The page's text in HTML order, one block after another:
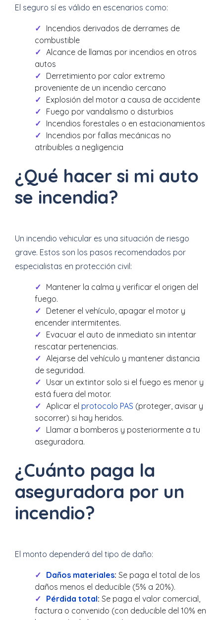
El seguro sí es válido en escenarios como:
Incendios derivados de derrames de
combustible
Alcance de llamas por incendios en otros
autos
Derretimiento por calor extremo
proveniente de un incendio cercano
Explosión del motor a causa de accidente
Fuego por vandalismo o disturbios
Incendios forestales o en estacionamientos
Incendios por fallas mecánicas no
atribuibles a negligencia
¿Qué hacer si mi auto
se incendia?
Un incendio vehicular es una situación de riesgo
grave. Estos son los pasos recomendados por
especialistas en protección civil:
Mantener la calma y verificar el origen del
fuego.
Detener el vehículo, apagar el motor y
encender intermitentes.
Evacuar el auto de inmediato sin intentar
rescatar pertenencias.
Alejarse del vehículo y mantener distancia
de seguridad.
Usar un extintor solo si el fuego es menor y
está fuera del motor.
Aplicar el protocolo PAS (proteger, avisar y
socorrer) si hay heridos.
Llamar a bomberos y posteriormente a tu
aseguradora.
¿Cuánto paga la
aseguradora por un
incendio?
El monto dependerá del tipo de daño:
Daños materiales: Se paga el total de los
daños menos el deducible (5% a 20%).
Pérdida total: Se paga el valor comercial,
factura o convenido (con deducible del 10% en